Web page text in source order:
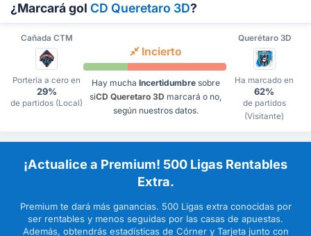
¿Marcará gol CD Queretaro 3D?
Cañada CTM Querétaro 3D
Portería a cero en
29%
de partidos (Local)
Incierto
Hay mucha Incertidumbresobre
siCD Queretaro 3D marcará o no,
según nuestros datos.
Ha marcado en
62%
de partidos
(Visitante)
¡Actualice a Premium! 500 Ligas Rentables
Extra.
Premium te dará más ganancias. 500 Ligas extra conocidas por
ser rentables y menos seguidas por las casas de apuestas.
Además, obtendrás estadísticas de Córner y Tarjeta junto con